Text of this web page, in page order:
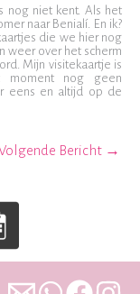
nog niet kent. Als het
naar Benialí. En ik?
die we hier nog
weer over het scherm
Mijn visitekaartje is
nog geen
eens en altijd op de
Bericht →